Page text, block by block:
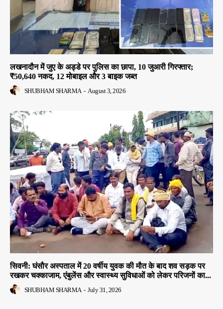
लखनादौन में जुए के अड्डे पर पुलिस का छापा, 10 जुआरी गिरफ्तार;
₹50,640 नकद, 12 मोबाइल और 3 बाइक जब्त
SHUBHAM SHARMA - August 3, 2026
सिवनी: घंसौर अस्पताल में 20 वर्षीय युवक की मौत के बाद शव सड़क पर
रखकर चक्काजाम, एंबुलेंस और स्वास्थ्य सुविधाओं को लेकर परिजनों का...
SHUBHAM SHARMA - July 31, 2026